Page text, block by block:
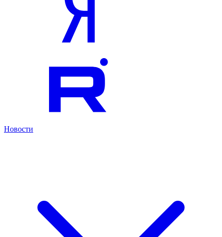
Новости